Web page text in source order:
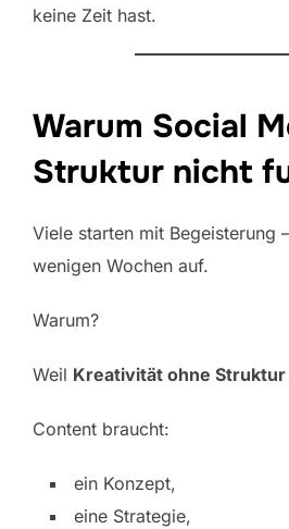
keine Zeit hast.
Warum Social
Struktur nicht
Viele starten mit Begeisterung
wenigen Wochen auf.
Warum?
Weil Kreativität ohne Struktur
Content braucht:
ein Konzept,
eine Strategie,